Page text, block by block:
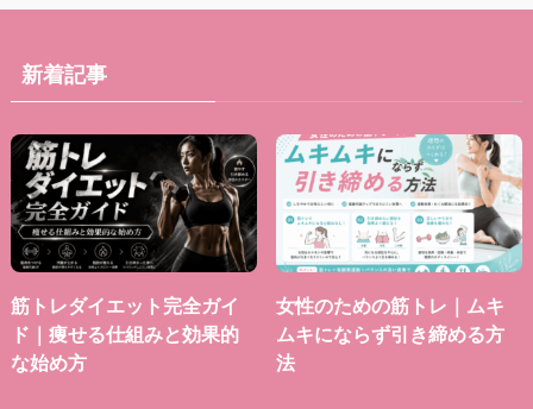
新着記事
筋トレダイエット完全ガイ
ド｜痩せる仕組みと効果的
な始め方
女性のための筋トレ｜ムキ
ムキにならず引き締める方
法